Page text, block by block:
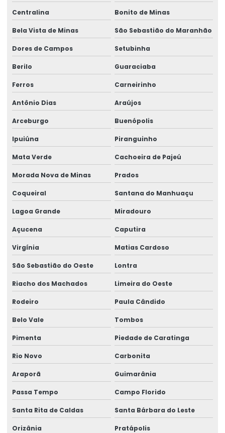
Centralina Bonito de Minas
Bela Vista de Minas São Sebastião do Maranhão
Dores de Campos Setubinha
Berilo Guaraciaba
Ferros Carneirinho
Antônio Dias Araújos
Arceburgo Buenópolis
Ipuiúna Piranguinho
Mata Verde Cachoeira de Pajeú
Morada Nova de Minas Prados
Coqueiral Santana do Manhuaçu
Lagoa Grande Miradouro
Açucena Caputira
Virgínia Matias Cardoso
São Sebastião do Oeste Lontra
Riacho dos Machados Limeira do Oeste
Rodeiro Paula Cândido
Belo Vale Tombos
Pimenta Piedade de Caratinga
Rio Novo Carbonita
Araporã Guimarânia
Passa Tempo Campo Florido
Santa Rita de Caldas Santa Bárbara do Leste
Orizânia Pratápolis